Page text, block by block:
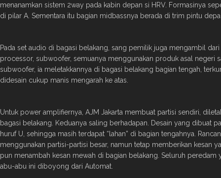
menanamkan sistem 2way pada kabin depan si HRV. Formasinya
di pilar A. Sementara itu bagian midbassnya berada di trim pintu
Pada set audio di bagasi belakang, sang pemilik juga mengambil
processor, subwoofer, semuanya menggunakan produk asal negeri
subwoofer, ia meletakkannya di bagasi belakang bagian tengah,
didesain cukup manis mengarah ke atas.
Untuk power amplifiernya, AJM Jakarta membuat partisi sendiri,
bagasi belakang. Keduanya saling berhadapan. Desain yang dibuat
huruf U, sehingga masih terdapat “lahan” di bagian tengahnya.
menggunakan partisi-partisi besar, namun tetap memberikan kesan
pun menambah kesan mewah di bagian belakang. Seluruh peredam
abu-abu ini diboyong dari Automat.